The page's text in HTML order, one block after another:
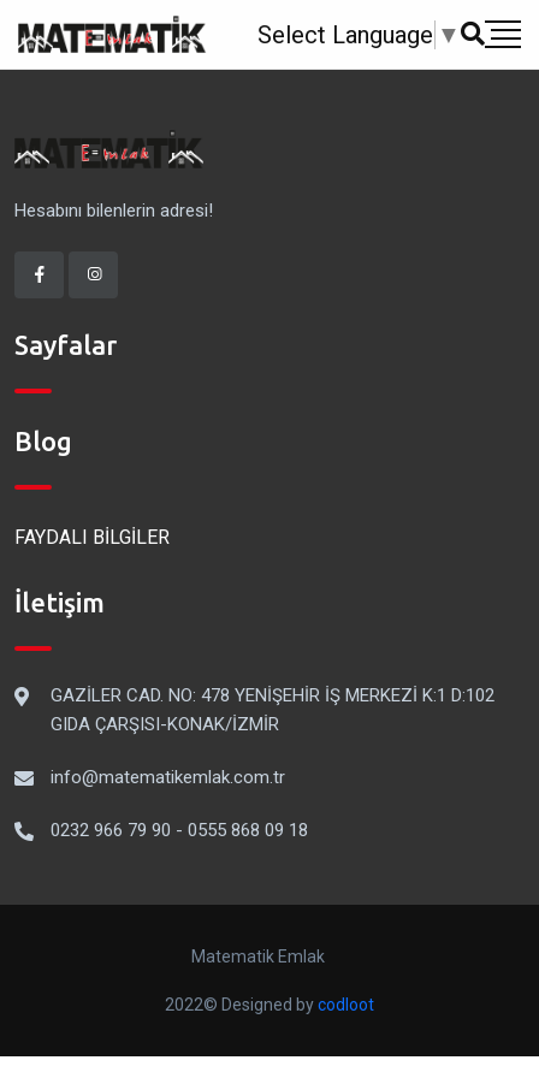
Select Language ▼
Hesabını bilenlerin adresi!
Sayfalar
Blog
FAYDALI BİLGİLER
İletişim
GAZİLER CAD. NO: 478 YENİŞEHİR İŞ MERKEZİ K:1 D:102
GIDA ÇARŞISI-KONAK/İZMİR
info@matematikemlak.com.tr
0232 966 79 90 - 0555 868 09 18
Matematik Emlak
2022© Designed bycodloot